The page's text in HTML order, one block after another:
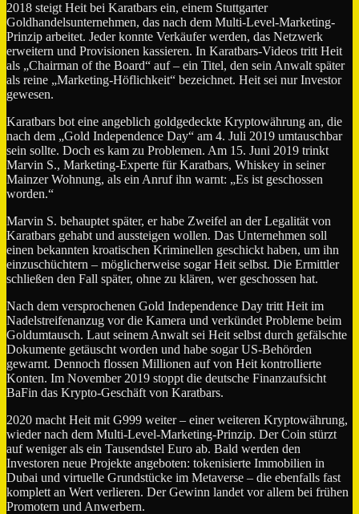
2018 steigt Heit bei Karatbars ein, einem Stuttgarter
Goldhandelsunternehmen, das nach dem Multi-Level-Marketing-
Prinzip arbeitet. Jeder konnte Verkäufer werden, das Netzwerk
erweitern und Provisionen kassieren. In Karatbars-Videos tritt Heit
als „Chairman of the Board“ auf – ein Titel, den sein Anwalt später
als reine „Marketing-Höflichkeit“ bezeichnet. Heit sei nur Investor
gewesen.
Karatbars bot eine angeblich goldgedeckte Kryptowährung an, die
nach dem „Gold Independence Day“ am 4. Juli 2019 umtauschbar
sein sollte. Doch es kam zu Problemen. Am 15. Juni 2019 trinkt
Marvin S., Marketing-Experte für Karatbars, Whiskey in seiner
Mainzer Wohnung, als ein Anruf ihn warnt: „Es ist geschossen
worden.“
Marvin S. behauptet später, er habe Zweifel an der Legalität von
Karatbars gehabt und aussteigen wollen. Das Unternehmen soll
einen bekannten kroatischen Kriminellen geschickt haben, um ihn
einzuschüchtern – möglicherweise sogar Heit selbst. Die Ermittler
schließen den Fall später, ohne zu klären, wer geschossen hat.
Nach dem versprochenen Gold Independence Day tritt Heit im
Nadelstreifenanzug vor die Kamera und verkündet Probleme beim
Goldumtausch. Laut seinem Anwalt sei Heit selbst durch gefälschte
Dokumente getäuscht worden und habe sogar US-Behörden
gewarnt. Dennoch flossen Millionen auf von Heit kontrollierte
Konten. Im November 2019 stoppt die deutsche Finanzaufsicht
BaFin das Krypto-Geschäft von Karatbars.
2020 macht Heit mit G999 weiter – einer weiteren Kryptowährung,
wieder nach dem Multi-Level-Marketing-Prinzip. Der Coin stürzt
auf weniger als ein Tausendstel Euro ab. Bald werden den
Investoren neue Projekte angeboten: tokenisierte Immobilien in
Dubai und virtuelle Grundstücke im Metaverse – die ebenfalls fast
komplett an Wert verlieren. Der Gewinn landet vor allem bei frühen
Promotern und Anwerbern.